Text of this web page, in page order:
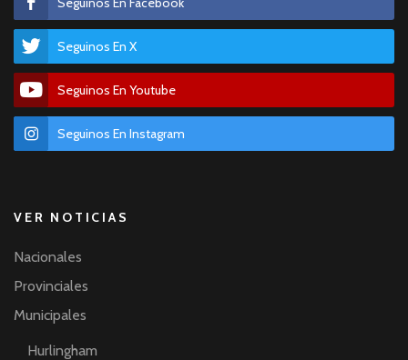
Seguinos En X
Seguinos En Youtube
Seguinos En Instagram
VER NOTICIAS
Nacionales
Provinciales
Municipales
Hurlingham